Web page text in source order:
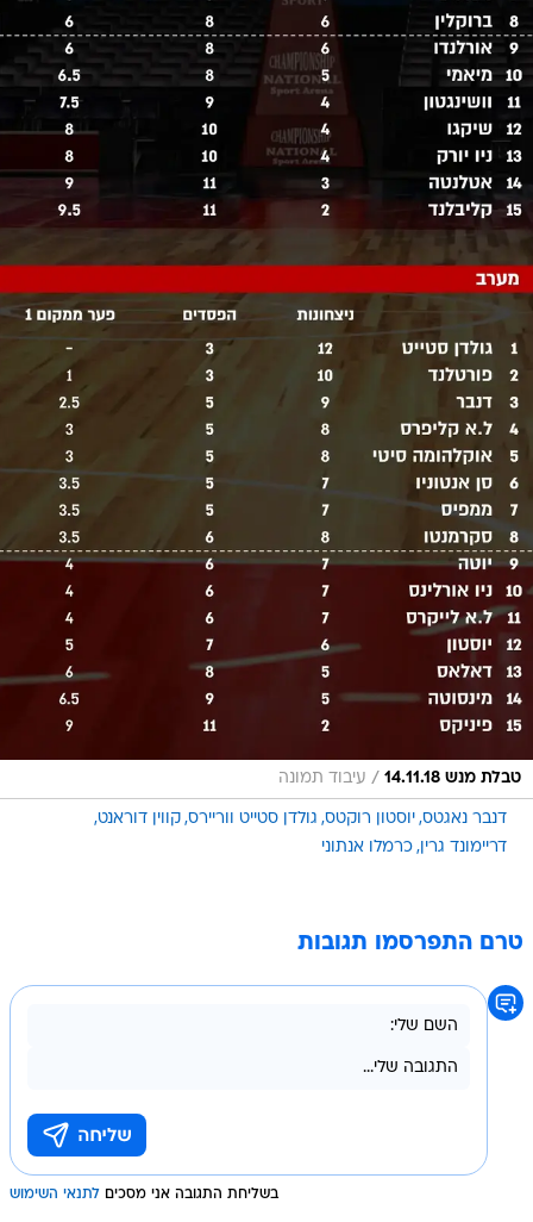
טבלת מנש 14.11.18 / עיבוד תמונה
דנבר נאגטס יוסטון רוקטס גולדן סטייט ווריירס קווין דוראנט
דריימונד גרין כרמלו אנתוני
טרם התפרסמו תגובות
בשליחת התגובה אני מסכים לתנאי השימוש